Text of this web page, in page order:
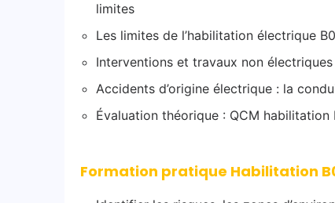
limites
Les limites de l’habilitation électrique
Interventions et travaux non électriques
Accidents d’origine électrique : la
Évaluation théorique : QCM habilitation
Formation pratique Habilitation